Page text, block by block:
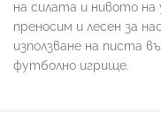
на силата и нивото на
преносим и лесен за
използване на писта
футболно игрище.